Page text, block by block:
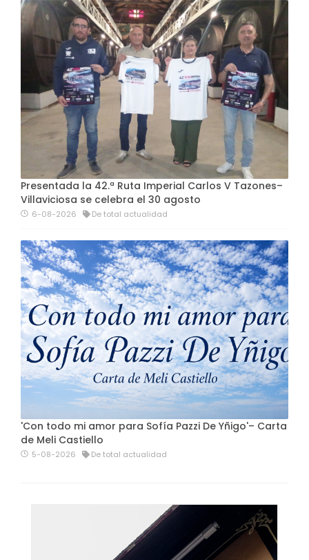
Presentada la 42.ª Ruta Imperial Carlos V Tazones–
Villaviciosa se celebra el 30 agosto
6-08-2026 De total actualidad
'Con todo mi amor para Sofía Pazzi De Yñigo'– Carta
de Meli Castiello
5-08-2026 De total actualidad